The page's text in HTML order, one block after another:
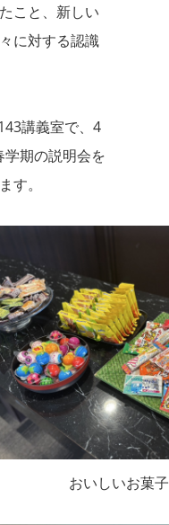
こと、新しい
に対する認識
講義室で、4
期の説明会を
す。
おいしいお菓子